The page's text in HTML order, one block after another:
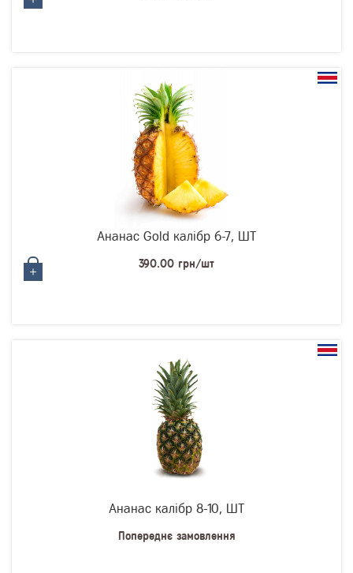
Ананас Gold калібр 6-7, ШТ
390.00 грн/шт
Ананас калібр 8-10, ШТ
Попереднє замовлення